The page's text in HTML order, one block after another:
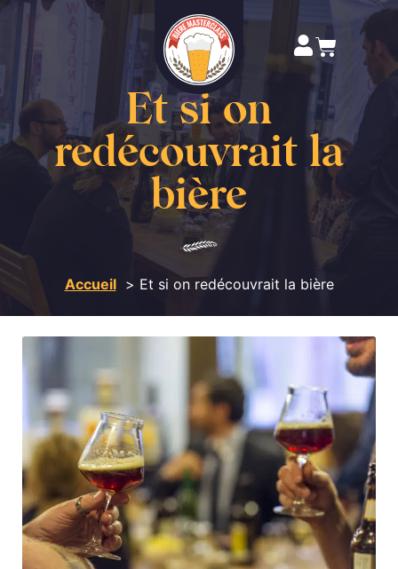
Et si on
redécouvrait la
bière
Accueil Et si on redécouvrait la bière